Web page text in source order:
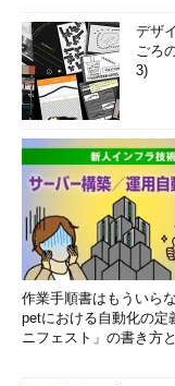
デザ
ごろ
3)
作業手順書はもういら
petにおける自動化の定
ニフェスト」の書き方